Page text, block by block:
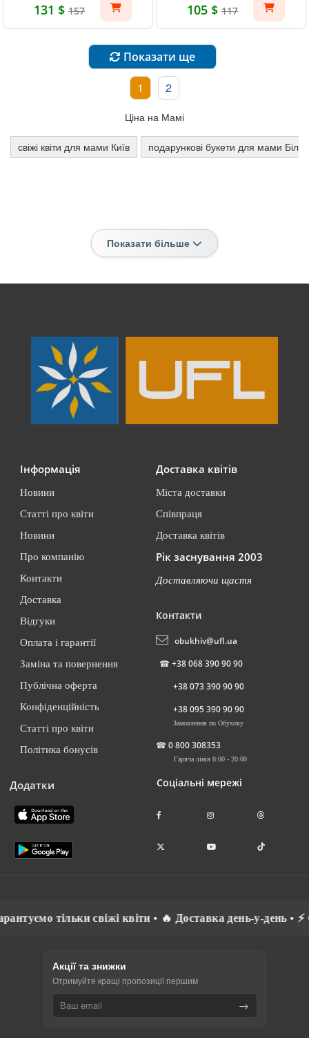
131 $ 157 105 $ 117
Показати ще
1 2
Ціна на Мамі
свіжі квіти для мами Київ подарункові букети для мами Біла
Показати більше
Інформація
Новини
Статті про квіти
Новини
Про компанію
Контакти
Доставка
Відгуки
Оплата і гарантії
Заміна та повернення
Публічна оферта
Конфіденційність
Статті про квіти
Політика бонусів
Додатки
Доставка квітів
Міста доставки
Співпраця
Доставка квітів
Рік заснування 2003
Доставляючи щастя
Контакти
obukhiv@ufl.ua
☎ +38 068 390 90 90
+38 073 390 90 90
+38 095 390 90 90
Замовлення по Обухову
☎ 0 800 308353
Гаряча лінія 8:00 - 20:00
Соціальні мережі
• 🔥 Доставка день-у-день • ⚡ Спілкуємось
Акції та знижки
Отримуйте кращі пропозиції першим
→